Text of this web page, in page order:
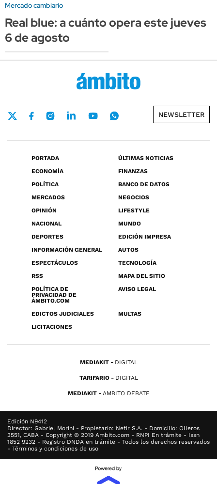
Mercado cambiario
Real blue: a cuánto opera este jueves
6 de agosto
NEWSLETTER
PORTADA
ÚLTIMAS NOTICIAS
ECONOMÍA
FINANZAS
POLÍTICA
BANCO DE DATOS
MERCADOS
NEGOCIOS
OPINIÓN
LIFESTYLE
NACIONAL
MUNDO
DEPORTES
EDICIÓN IMPRESA
INFORMACIÓN GENERAL
AUTOS
ESPECTÁCULOS
TECNOLOGÍA
RSS
MAPA DEL SITIO
POLÍTICA DE
PRIVACIDAD DE
ÁMBITO.COM
AVISO LEGAL
EDICTOS JUDICIALES
MULTAS
LICITACIONES
MEDIAKIT DIGITAL
TARIFARIO DIGITAL
MEDIAKIT AMBITO DEBATE
Edición N9412
Director: Gabriel Morini - Propietario: Nefir S.A. - Domicilio: Olleros
3551, CABA - Copyright © 2019 Ambito.com - RNPI En trámite - Issn
1852 9232 - Registro DNDA en trámite - Todos los derechos reservados
- Términos y condiciones de uso